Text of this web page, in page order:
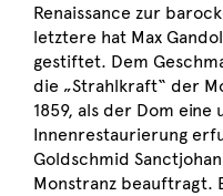
Renaissance zur
letztere hat Max
gestiftet. Dem
die „Strahlkraft“ der
1859, als der Dom eine
Innenrestaurierung
Goldschmid
Monstranz beauftragt.